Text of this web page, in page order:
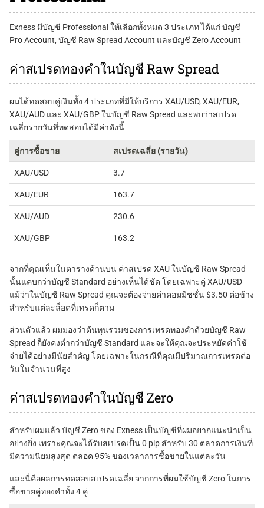
Exness มีบัญชี Professional ให้เลือกทั้งหมด 3 ประเภท ได้แก่ บัญชี
Pro Account, บัญชี Raw Spread Account และบัญชี Zero Account
ค่าสเปรดทองคำในบัญชี Raw Spread
ผมได้ทดสอบคู่เงินทั้ง 4 ประเภทที่มีให้บริการ XAU/USD, XAU/EUR,
XAU/AUD และ XAU/GBP ในบัญชี Raw Spread และพบว่าสเปรด
เฉลี่ยรายวันที่ทดสอบได้มีค่าดังนี้
คู่การซื้อขาย สเปรดเฉลี่ย (รายวัน)
XAU/USD 3.7
XAU/EUR 163.7
XAU/AUD 230.6
XAU/GBP 163.2
จากที่คุณเห็นในตารางด้านบน ค่าสเปรด XAU ในบัญชี Raw Spread
นั้นแคบกว่าบัญชี Standard อย่างเห็นได้ชัด โดยเฉพาะคู่ XAU/USD
แม้ว่าในบัญชี Raw Spread คุณจะต้องจ่ายค่าคอมมิชชั่น $3.50 ต่อข้าง
สำหรับแต่ละล็อตที่เทรดก็ตาม
ส่วนตัวแล้ว ผมมองว่าต้นทุนรวมของการเทรดทองคำด้วยบัญชี Raw
Spread ก็ยังคงต่ำกว่าบัญชี Standard และจะให้คุณจะประหยัดค่าใช้
จ่ายได้อย่างมีนัยสำคัญ โดยเฉพาะในกรณีที่คุณมีปริมาณการเทรดต่อ
วันในจำนวนที่สูง
ค่าสเปรดทองคำในบัญชี Zero
สำหรับผมแล้ว บัญชี Zero ของ Exness เป็นบัญชีที่ผมอยากแนะนำเป็น
อย่างยิ่ง เพราะคุณจะได้รับสเปรดเป็น0 pip สำหรับ 30 ตลาดการเงินที่
มีความนิยมสูงสุด ตลอด 95% ของเวลาการซื้อขายในแต่ละวัน
และนี่คือผลการทดสอบสเปรดเฉลี่ย จากการที่ผมใช้บัญชี Zero ในการ
ซื้อขายคู่ทองคำทั้ง 4 คู่